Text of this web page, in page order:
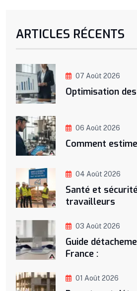
ARTICLES RÉCENTS
07 Août 2026
Optimisation
06 Août 2026
Comment
04 Août 2026
Santé et
travailleurs
03 Août 2026
Guide
France :
01 Août 2026